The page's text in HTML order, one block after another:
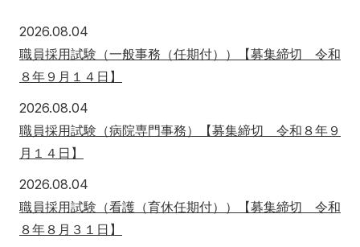
役員等の紹介
大学の組織
キャンパスの施設
センター・施設
広報活動
研究成果情報
学術成果リポジトリ
業績集
震災・放射線関連論文・著作集
研究関連
産学連携・寄附講座
診療
診療
附属病院
地域貢献
ふくしま国際医療科学センター
福島県地域医療支援センター
ふくしま子ども・女性医療支援センター
入試情報
2026.08.04
職員採用試験（一般事務（任期付））【募集締切 令和
８年９月１４日】
2026.08.04
職員採用試験（病院専門事務）【募集締切 令和８年９
月１４日】
2026.08.04
職員採用試験（看護（育休任期付））【募集締切 令和
８年８月３１日】